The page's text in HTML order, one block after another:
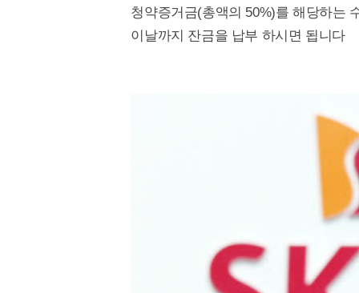
청약증거금(총액의 50%)를 해당하는
이날까지 잔금을 납부 하시면 됩니다